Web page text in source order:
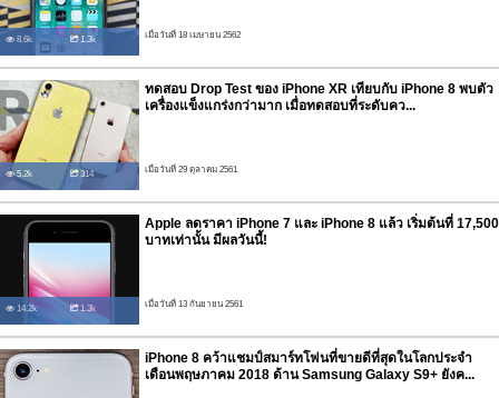
8.6k 1.3k เมื่อวันที่ 18 เมษายน 2562
5.2k 314
ทดสอบ Drop Test ของ iPhone XR เทียบกับ iPhone 8 พบตัว
เครื่องแข็งแกร่งกว่ามาก เมื่อทดสอบที่ระดับคว...
เมื่อวันที่ 29 ตุลาคม 2561
14.2k 1.3k
Apple ลดราคา iPhone 7 และ iPhone 8 แล้ว เริ่มต้นที่ 17,500
บาทเท่านั้น มีผลวันนี้!
เมื่อวันที่ 13 กันยายน 2561
iPhone 8 คว้าแชมป์สมาร์ทโฟนที่ขายดีที่สุดในโลกประจำ
เดือนพฤษภาคม 2018 ด้าน Samsung Galaxy S9+ ยังค...